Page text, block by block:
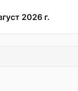
2026 г.